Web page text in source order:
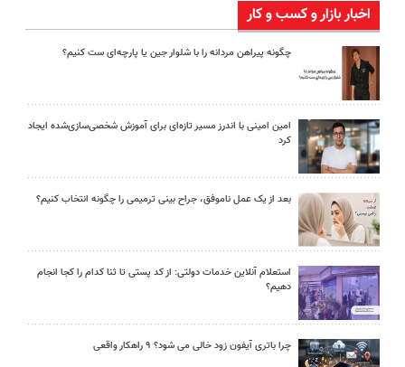
اخبار بازار و کسب و کار
چگونه پیراهن مردانه را با شلوار جین یا پارچه‌ای ست کنیم؟
امین امینی با اندرز مسیر تازه‌ای برای آموزش شخصی‌سازی‌شده ایجاد
کرد
بعد از یک عمل ناموفق، جراح بینی ترمیمی را چگونه انتخاب کنیم؟
استعلام آنلاین خدمات دولتی: از کد پستی تا ثنا کدام را کجا انجام
دهیم؟
چرا باتری آیفون زود خالی می شود؟ ۹ راهکار واقعی